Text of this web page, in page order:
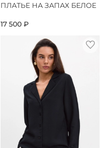
ПЛАТЬЕ НА ЗАПАХ БЕЛОЕ
17 500 ₽